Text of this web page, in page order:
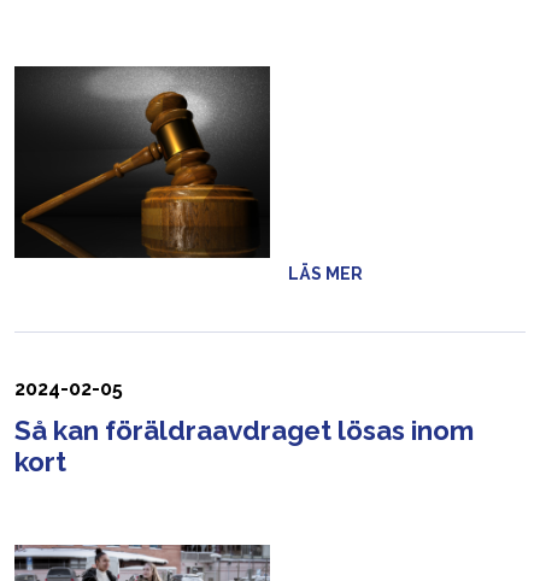
LÄS MER
2024-02-05
Så kan föräldraavdraget lösas inom
kort